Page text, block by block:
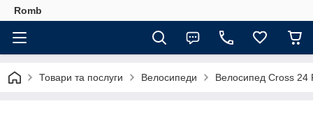
Romb
Товари та послуги Велосипеди Велосипед Cross